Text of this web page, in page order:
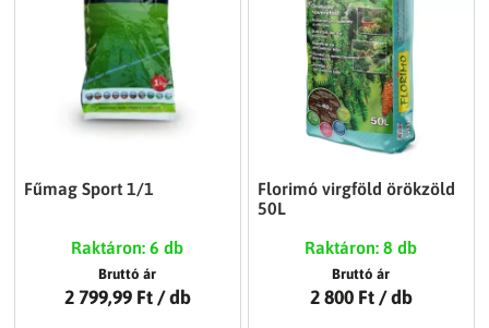
Fűmag Sport 1/1
Raktáron: 6 db
Bruttó ár
2 799,99 Ft / db
Florimó virgföld örökzöld
50L
Raktáron: 8 db
Bruttó ár
2 800 Ft / db